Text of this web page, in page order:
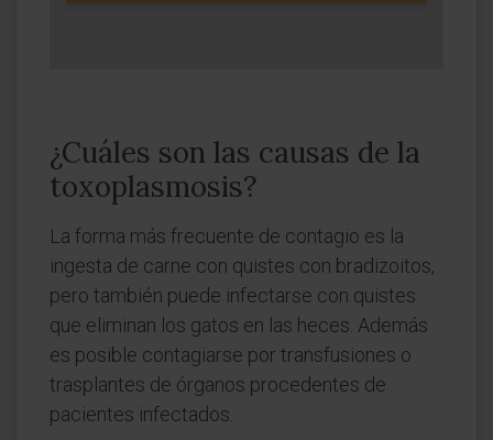
¿Cuáles son las causas de la
toxoplasmosis?
La forma más frecuente de contagio es la
ingesta de carne con quistes con bradizoitos,
pero también puede infectarse con quistes
que eliminan los gatos en las heces. Además
es posible contagiarse por transfusiones o
trasplantes de órganos procedentes de
pacientes infectados.